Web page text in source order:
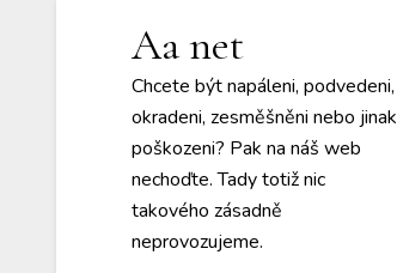
Aa net
Chcete být napáleni, podvedeni,
okradeni, zesměšněni nebo jinak
poškozeni? Pak na náš web
nechoďte. Tady totiž nic
takového zásadně
neprovozujeme.